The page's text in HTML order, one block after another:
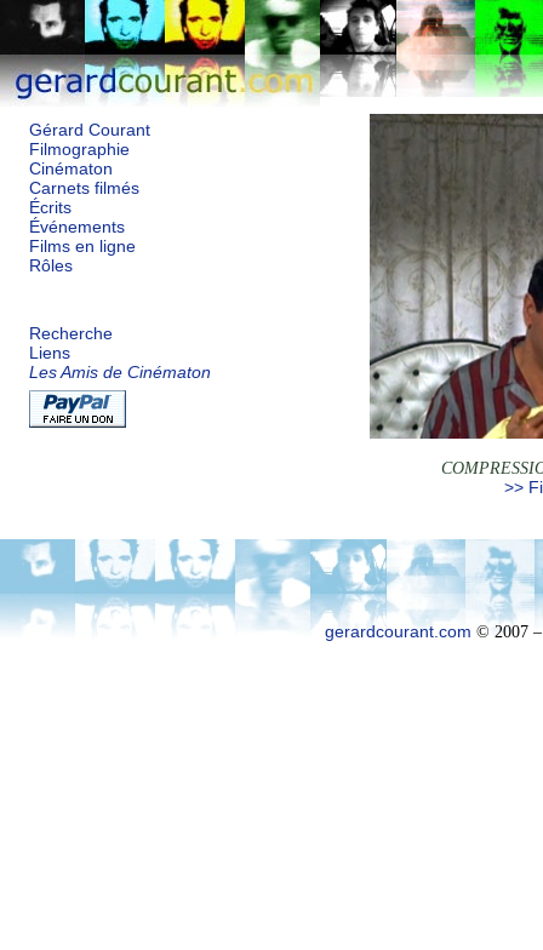
Gérard Courant
Filmographie
Cinématon
Carnets filmés
Écrits
Événements
Films en ligne
Rôles
Recherche
Liens
Les Amis de Cinématon
>>
gerardcourant.com © 2007